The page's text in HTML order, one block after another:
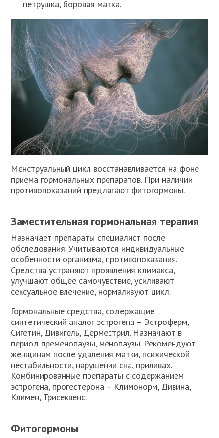
петрушка, боровая матка.
Менструальный цикл восстанавливается на фоне
приема гормональных препаратов. При наличии
противопоказаний предлагают фитогормоны.
Заместительная гормональная терапия
Назначает препараты специалист после
обследования. Учитываются индивидуальные
особенности организма, противопоказания.
Средства устраняют проявления климакса,
улучшают общее самочувствие, усиливают
сексуальное влечение, нормализуют цикл.
Гормональные средства, содержащие
синтетический аналог эстрогена – Эстроферм,
Сигетин, Дивигель, Дерместрил. Назначают в
период пременопаузы, менопаузы. Рекомендуют
женщинам после удаления матки, психической
нестабильности, нарушении сна, приливах.
Комбинированные препараты с содержанием
эстрогена, прогестерона – Климонорм, Дивина,
Климен, Трисеквенс.
Фитогормоны